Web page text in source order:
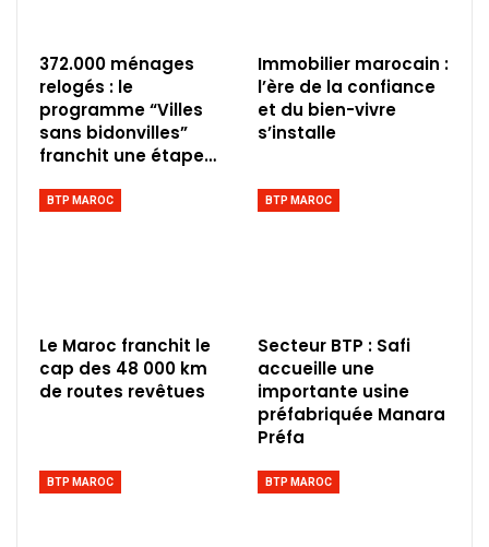
372.000 ménages
relogés : le
programme “Villes
sans bidonvilles”
franchit une étape…
Immobilier marocain :
l’ère de la confiance
et du bien-vivre
s’installe
BTP MAROC
Le Maroc franchit le
cap des 48 000 km
de routes revêtues
BTP MAROC
Secteur BTP : Safi
accueille une
importante usine
préfabriquée Manara
Préfa
BTP MAROC BTP MAROC